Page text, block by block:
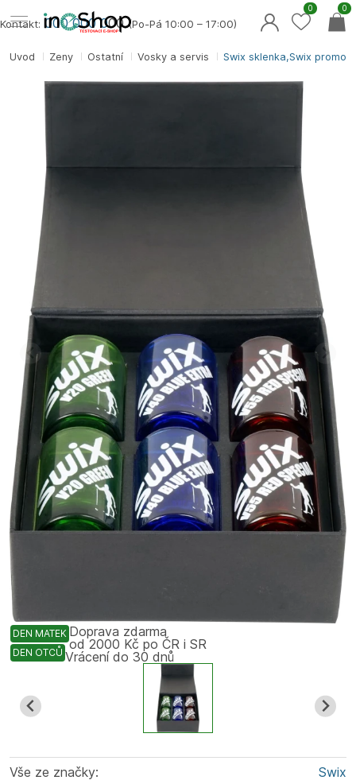
Úvod Ženy Ostatní Vosky a servis Swix sklenka,Swix
DEN MATEK
DEN OTCŮ
Vše ze značky: Swix
Doprava zdarma
od 2000 Kč po ČR i SR
Vrácení do 30 dnů
Kontakt: 000 000 000(Po-Pá 10:00 – 17:00)
0
0